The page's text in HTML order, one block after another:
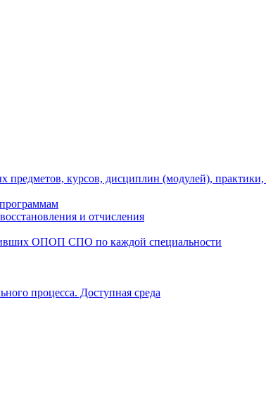
предметов, курсов, дисциплин (модулей),
и отчисления
ОПОП СПО по каждой специальности
процесса. Доступная среда